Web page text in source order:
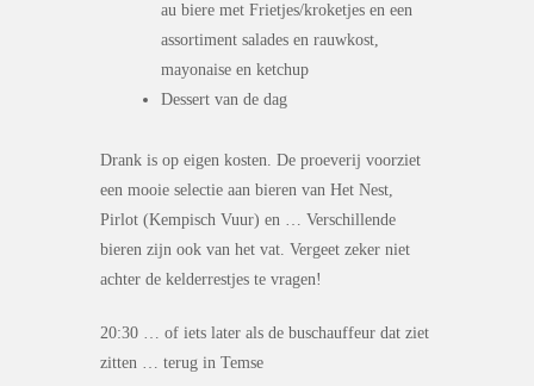
au biere met Frietjes/kroketjes en een
assortiment salades en rauwkost,
mayonaise en ketchup
Dessert van de dag
Drank is op eigen kosten. De proeverij voorziet
een mooie selectie aan bieren van Het Nest,
Pirlot (Kempisch Vuur) en … Verschillende
bieren zijn ook van het vat. Vergeet zeker niet
achter de kelderrestjes te vragen!
20:30 … of iets later als de buschauffeur dat ziet
zitten … terug in Temse